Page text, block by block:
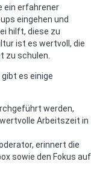
ein erfahrener
eingehen und
hilft, diese zu
ist es wertvoll, die
zu schulen.
es einige
werden,
Arbeitszeit in
erinnert die
sowie den Fokus auf